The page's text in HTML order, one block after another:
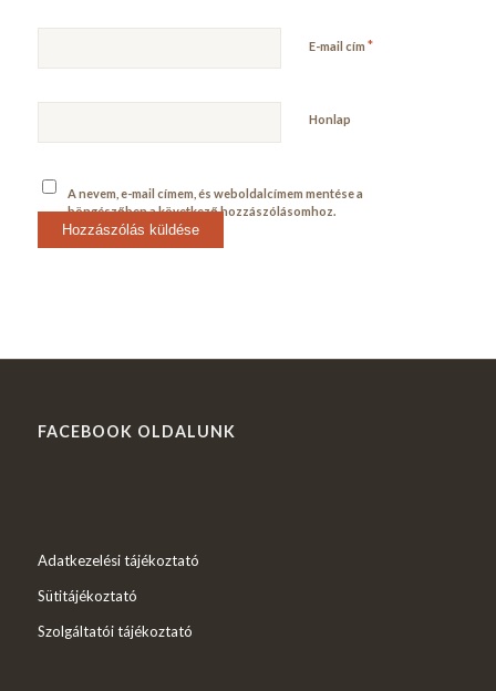
E-mail cím *
Honlap
A nevem, e-mail címem, és weboldalcímem mentése a
böngészőben a következő hozzászólásomhoz.
FACEBOOK OLDALUNK
Adatkezelési tájékoztató
Sütitájékoztató
Szolgáltatói tájékoztató